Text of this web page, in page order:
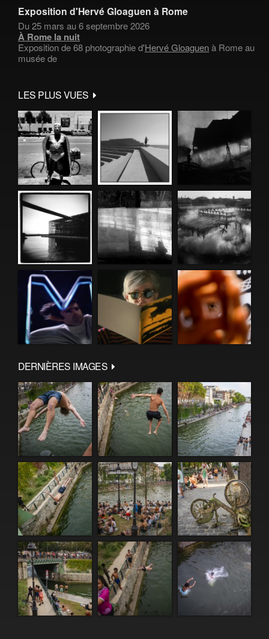
Exposition d'Hervé Gloaguen à Rome
Du 25 mars au 6 septembre 2026
À Rome la nuit
Exposition de 68 photographie d'Hervé Gloaguenà Rome au
musée de
LES PLUS VUES
DERNIÈRES IMAGES